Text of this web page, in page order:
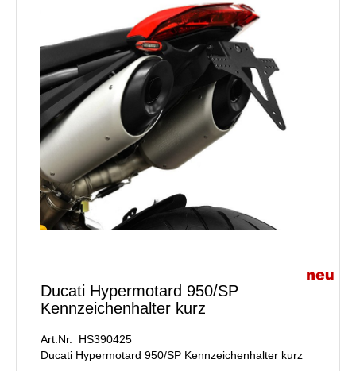
Ducati Hypermotard 950/SP
Kennzeichenhalter kurz
Art.Nr. HS390425
Ducati Hypermotard 950/SP Kennzeichenhalter kurz